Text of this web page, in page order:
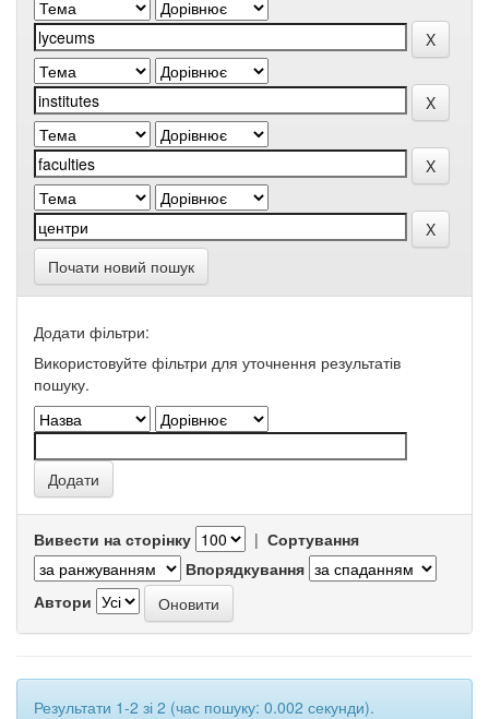
Почати новий пошук
Додати фільтри:
Використовуйте фільтри для уточнення результатів
пошуку.
Вивести на сторінку | Сортування
Впорядкування
Автори
Результати 1-2 зі 2 (час пошуку: 0.002 секунди).